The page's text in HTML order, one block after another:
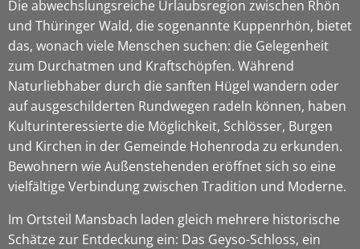
Die abwechslungsreiche Urlaubsregion zwischen Rhön
und Thüringer Wald, die sogenannte Kuppenrhön, bietet
das, wonach viele Menschen suchen: die Gelegenheit
zum Durchatmen und Kraftschöpfen. Während
Naturliebhaber durch die sanften Hügel wandern oder
auf ausgeschilderten Rundwegen radeln können, haben
Kulturinteressierte die Möglichkeit, Schlösser, Burgen
und Kirchen in der Gemeinde Hohenroda zu erkunden.
Bewohnern wie Außenstehenden eröffnet sich so eine
vielfältige Verbindung zwischen Tradition und Moderne.
Im Ortsteil Mansbach laden gleich mehrere historische
Schätze zur Entdeckung ein: Das Geyso-Schloss, ein